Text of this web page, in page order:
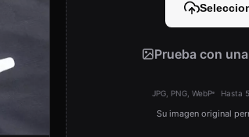
Prueba con
JPG, PNG, WebP Hasta
Su imagen original